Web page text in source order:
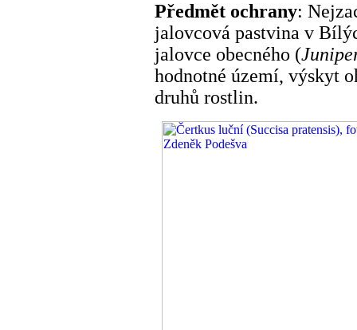
Předmět ochrany:
jalovcová pastvina v
jalovce obecného (
hodnotné území, výskyt
druhů rostlin.